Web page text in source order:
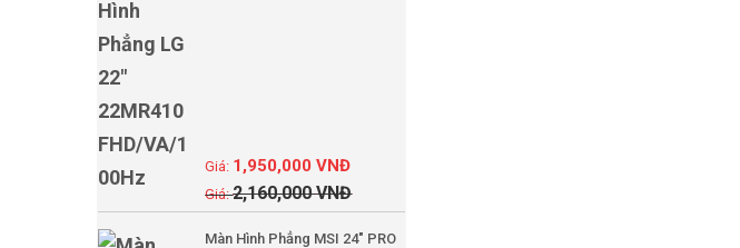
2,160,000VNĐ
1,950,000VNĐ
Màn Hình Phẳng MSI 24" PRO